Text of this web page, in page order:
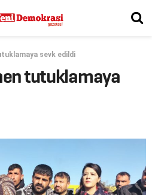
sevk edildi
tutuklamaya